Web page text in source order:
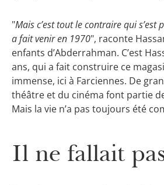
"Mais c’est tout le contraire qui s’est
a fait venir en 1970", raconte
enfants d’Abderrahman. C’est
ans, qui a fait construire ce
immense, ici à Farciennes. De
théâtre et du cinéma font partie
Mais la vie n’a pas toujours été
Il ne fallait